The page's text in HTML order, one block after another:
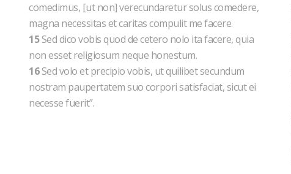
comedimus, [ut non] verecundaretur solus comedere,
magna necessitas et caritas compulit me facere.
15Sed dico vobis quod de cetero nolo ita facere, quia
non esset religiosum neque honestum.
16Sed volo et precipio vobis, ut quilibet secundum
nostram paupertatem suo corpori satisfaciat, sicut ei
necesse fuerit”.